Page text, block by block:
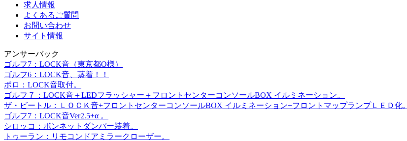
求人情報
よくあるご質問
お問い合わせ
サイト情報
アンサーバック
ゴルフ7：LOCK音（東京都O様）
ゴルフ6：LOCK音、蒸着！！
ポロ：LOCK音取付。
ゴルフ７：LOCK音＋LEDフラッシャー＋フロントセンターコンソールBOX イルミネーション。
ザ・ビートル：ＬＯＣＫ音+フロントセンターコンソールBOX イルミネーション+フロントマップランプＬＥＤ化。
ゴルフ7：LOCK音Ver2.5+α 。
シロッコ：ボンネットダンパー装着。
トゥーラン：リモコンドアミラークローザー。